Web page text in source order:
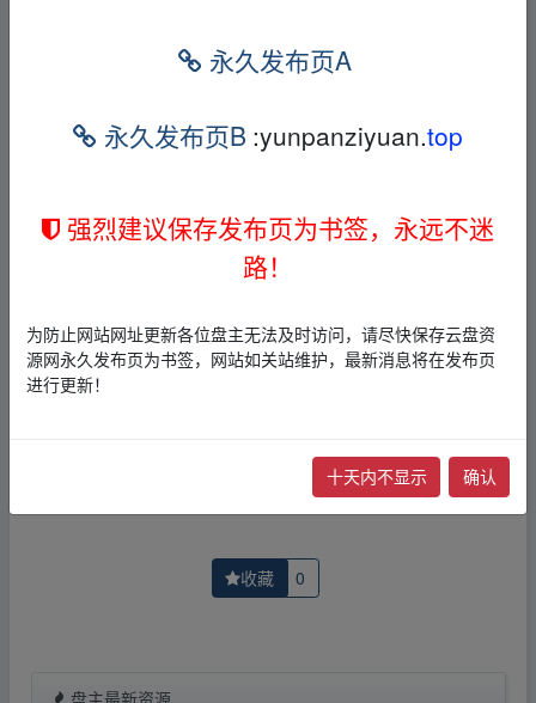
1，本站所有内容均为站内网盘爱好者分享发布的网盘链接
者文责自负。
3，本文内所有链接指向的云盘网盘资源，其版权归版权方
所有！其实际管理权为帖子发布者所有，本站无法操作相
4，如您认为本站任何介绍帖侵犯了您的合法版权，请点击
版权投诉进行投诉，我们将在确认本文链接指向的资源存
在侵权后，立即删除相关介绍帖子！
如何获取准确情报战胜竞争对手（10集）
收藏 0
盘主最新资源
永久发布页A
永久发布页B :yunpanziyuan.top
强烈建议保存发布页为书签，永远不迷
路！
为防止网站网址更新各位盘主无法及时访问，请尽快保存云盘资
源网永久发布页为书签，网站如关站维护，最新消息将在发布页
进行更新！
十天内不显示 确认